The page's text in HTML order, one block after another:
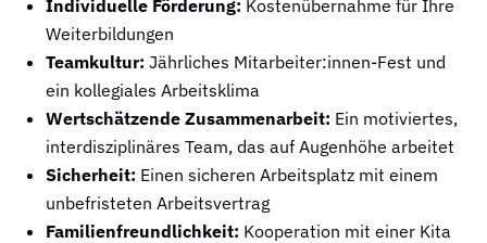
Individuelle Förderung: Kostenübernahme für Ihre
Weiterbildungen
Teamkultur: Jährliches Mitarbeiter:innen-Fest und
ein kollegiales Arbeitsklima
Wertschätzende Zusammenarbeit: Ein motiviertes,
interdisziplinäres Team, das auf Augenhöhe arbeitet
Sicherheit: Einen sicheren Arbeitsplatz mit einem
unbefristeten Arbeitsvertrag
Familienfreundlichkeit: Kooperation mit einer Kita